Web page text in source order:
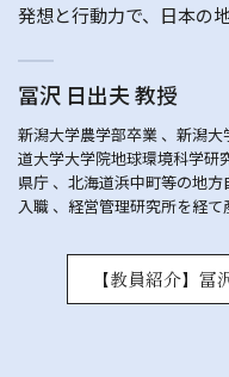
発想と行動力で、日本の
冨沢 日出夫 教授
新潟大学農学部卒業 、新潟
道大学大学院地球環境科学研
県庁 、北海道浜中町等の地
入職 、経営管理研究所を経
【教員紹介】